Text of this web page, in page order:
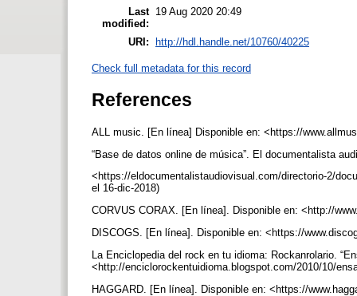
Last
modified:
19 Aug 2020 20:49
URI: http://hdl.handle.net/10760/40225
Check full metadata for this record
References
ALL music. [En línea] Disponible en: <https://
“Base de datos online de música”. El documentalista
<https://eldocumentalistaudiovisual.com/directorio-2/
el 16-dic-2018)
CORVUS CORAX. [En línea]. Disponible en: <http://
DISCOGS. [En línea]. Disponible en: <https://
La Enciclopedia del rock en tu idioma: Rockanrolario.
<http://enciclorockentuidioma.blogspot.com/2010/10/
HAGGARD. [En línea]. Disponible en: <https://